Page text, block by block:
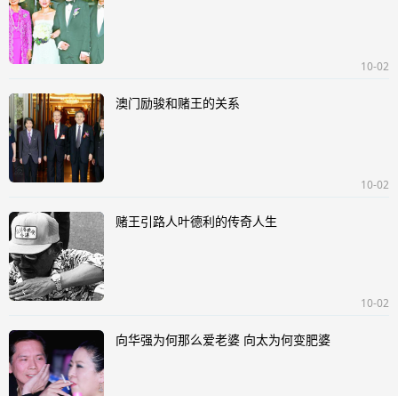
10-02
澳门励骏和赌王的关系
10-02
赌王引路人叶德利的传奇人生
10-02
向华强为何那么爱老婆 向太为何变肥婆